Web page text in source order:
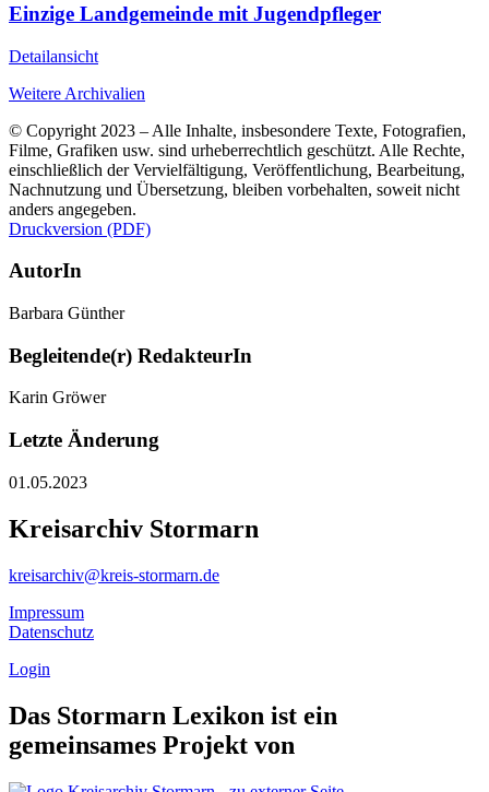
Einzige Landgemeinde mit Jugendpfleger
Detailansicht
Weitere Archivalien
© Copyright 2023 – Alle Inhalte, insbesondere Texte, Fotografien,
Filme, Grafiken usw. sind urheberrechtlich geschützt. Alle Rechte,
einschließlich der Vervielfältigung, Veröffentlichung, Bearbeitung,
Nachnutzung und Übersetzung, bleiben vorbehalten, soweit nicht
anders angegeben.
Druckversion (PDF)
AutorIn
Barbara Günther
Begleitende(r) RedakteurIn
Karin Gröwer
Letzte Änderung
01.05.2023
Kreisarchiv Stormarn
kreisarchiv@kreis-stormarn.de
Impressum
Datenschutz
Login
Das Stormarn Lexikon ist ein
gemeinsames Projekt von